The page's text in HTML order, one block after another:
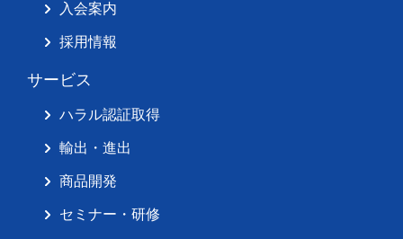
入会案内
採用情報
サービス
ハラル認証取得
輸出・進出
商品開発
セミナー・研修